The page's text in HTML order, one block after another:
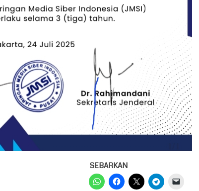
SEBARKAN